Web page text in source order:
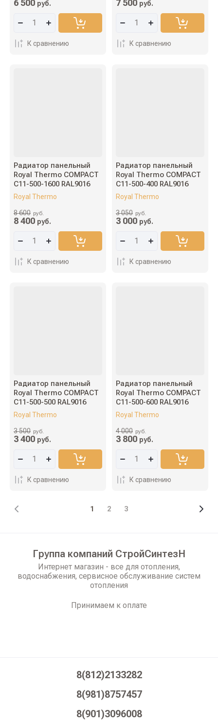
6 500 руб.
К сравнению
7 500 руб.
К сравнению
Радиатор панельный
Royal Thermo COMPACT
C11-500-1600 RAL9016
Royal Thermo
8 600 руб.
8 400 руб.
К сравнению
Радиатор панельный
Royal Thermo COMPACT
C11-500-400 RAL9016
Royal Thermo
3 050 руб.
3 000 руб.
К сравнению
Радиатор панельный
Royal Thermo COMPACT
C11-500-500 RAL9016
Royal Thermo
3 500 руб.
3 400 руб.
К сравнению
Радиатор панельный
Royal Thermo COMPACT
C11-500-600 RAL9016
Royal Thermo
4 000 руб.
3 800 руб.
К сравнению
1 2 3
Группа компаний СтройСинтезН
Интернет магазин - все для отопления,
водоснабжения, сервисное обслуживание систем
отопления
Принимаем к оплате
8(812)2133282
8(981)8757457
8(901)3096008